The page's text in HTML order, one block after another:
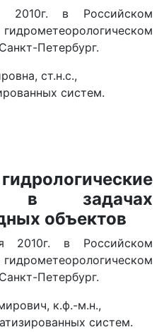
2010г. в Российском
Петербург.
ст.н.с.,
систем.
в задачах
объектов
2010г. в Российском
Петербург.
к.ф.-м.н.,
систем.